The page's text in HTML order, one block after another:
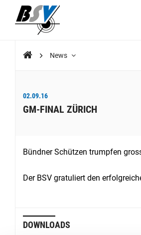
News
02.09.16
GM-FINAL ZÜRICH
Bündner Schützen trumpfen
Der BSV gratuliert den
DOWNLOADS